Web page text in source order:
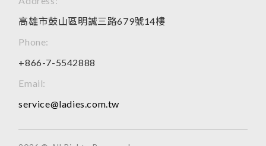
高雄市鼓山區明誠三路679號14樓
Phone:
+866-7-5542888
Email:
service@ladies.com.tw